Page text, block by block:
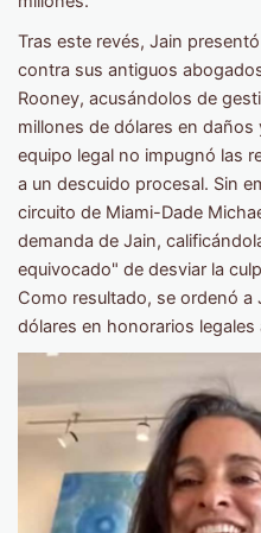
Tras este revés, Jain
contra sus antiguos
Rooney, acusándolos de
millones de dólares en
equipo legal no impugnó las
a un descuido procesal. Sin
circuito de Miami-Dade
demanda de Jain,
equivocado" de desviar la
Como resultado, se ordenó a
dólares en honorarios